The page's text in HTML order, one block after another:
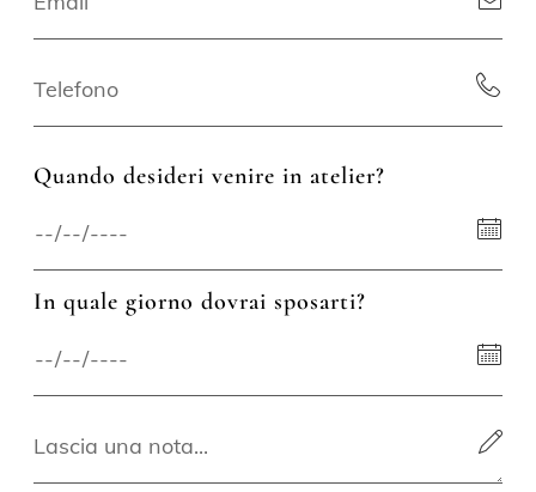
Quando desideri venire in atelier?
In quale giorno dovrai sposarti?